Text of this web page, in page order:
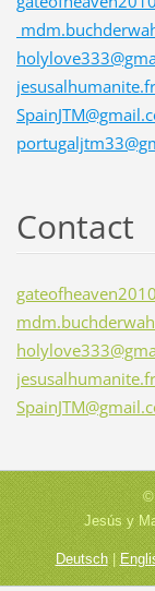
Contact
©
Jesús y
Deutsch|